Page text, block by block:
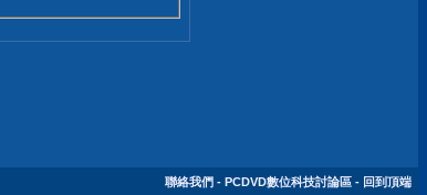
聯絡我們 - PCDVD數位科技討論區 - 回到頂端